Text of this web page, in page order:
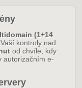
(1+14
kontroly nad
od chvíle, kdy
autorizačním e-